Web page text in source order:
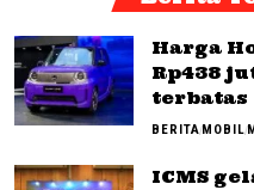
Harga
Rp438
terbatas
BERITAMOBIL
ICMS